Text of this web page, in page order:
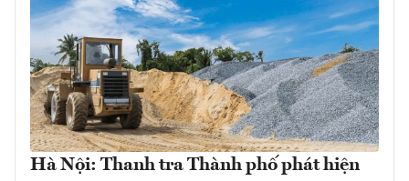
Hà Nội: Thanh tra Thành phố phát hiện